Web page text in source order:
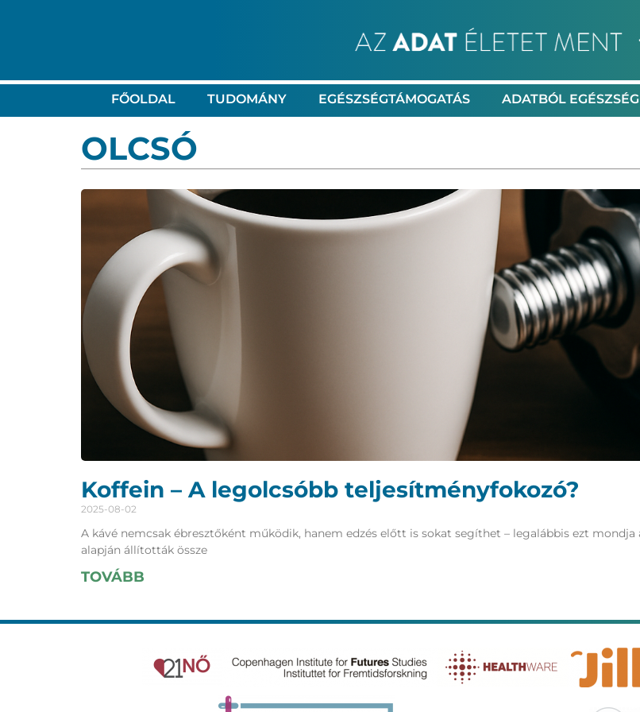
FŐOLDAL TUDOMÁNY EGÉSZSÉGTÁMOGATÁS ADATBÓL EGÉSZSÉG
OLCSÓ
Koffein – A legolcsóbb teljesítményfokozó?
2025-08-02
A kávé nemcsak ébresztőként működik, hanem edzés előtt is sokat segíthet – legalábbis ezt
alapján állították össze
TOVÁBB